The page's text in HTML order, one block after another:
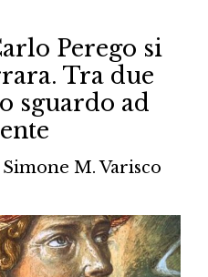
Perego si
Tra due
sguardo ad
Simone M. Varisco